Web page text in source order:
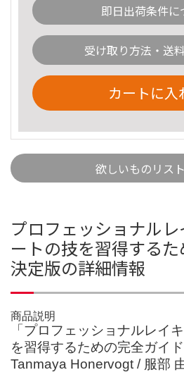
即日出荷条件に
受け取り方法・送
カートに入
欲しいものリス
プロフェッショナル
ートの技を習得する
決定版の詳細情報
商品説明
「プロフェッショナルレイ
を習得するための完全ガイド
Tanmaya Honervogt / 服部